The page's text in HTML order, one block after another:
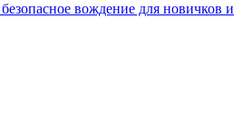
вождение для новичков и